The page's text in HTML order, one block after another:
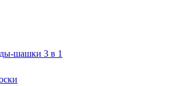
шашки 3 в 1